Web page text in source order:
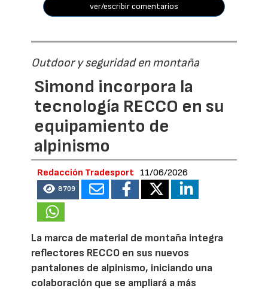
ver/escribir comentarios
Outdoor y seguridad en montaña
Simond incorpora la
tecnología RECCO en su
equipamiento de
alpinismo
Redacción Tradesport 11/06/2026
8709
La marca de material de montaña integra
reflectores RECCO en sus nuevos
pantalones de alpinismo, iniciando una
colaboración que se ampliará a más